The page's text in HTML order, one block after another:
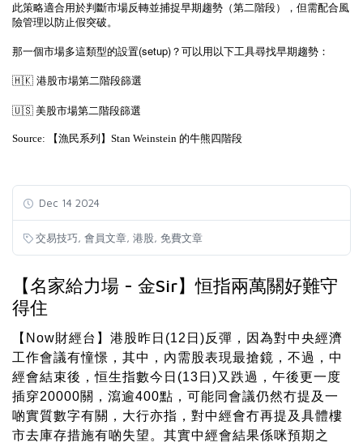
此策略適合用於判斷市場反轉並捕捉早期趨勢（第二階段），但需配合風
險管理以防止假突破。
那一個市場多這類型的設置(setup) ？可以用以下工具尋找早期趨勢：
🇭🇰 港股市場第二階段篩選
🇺🇸 美股市場第二階段篩選
Source: 【漁民系列】Stan Weinstein 的牛熊四階段
Dec 14 2024
交易技巧 會員文章 港股 免費文章
【名家給力場 - 金Sir】恒指兩萬關好難守
得住
【Now財經台】港股昨日(12日)反彈，因為對中央經濟
工作會議有憧憬，其中，內需股表現最搶鏡，不過，中
經會結束後，恒生指數今日(13日)又跌過，午後更一度
插穿20000關，瀉逾400點，可能同會議仍然冇提及一
啲實質數字有關，大行亦指，對中經會冇再提及具體樓
市去庫存措施有啲失望。其實中經會結果係咪預期之